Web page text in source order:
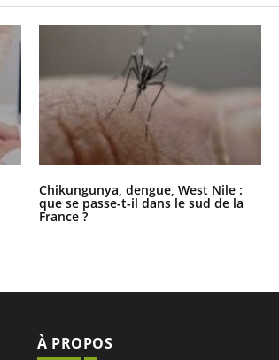
Chikungunya, dengue, West Nile :
que se passe-t-il dans le sud de la
France ?
À PROPOS